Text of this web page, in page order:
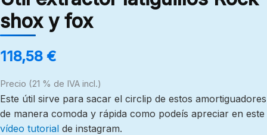
shox y fox
118,58 €
Precio (21 % de IVA incl.)
Este útil sirve para sacar el circlip de estos amortiguadores
de manera comoda y rápida como podeís apreciar en este
vídeo tutorial de instagram.
cantidad